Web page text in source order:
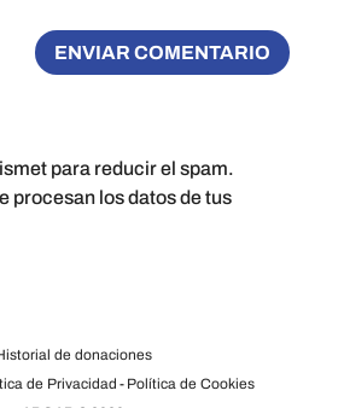
para reducir el spam.
procesan los datos de tus
de donaciones
de Privacidad - Política de Cookies